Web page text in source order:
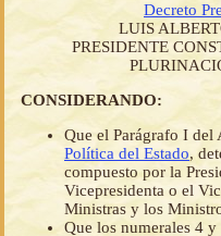
Decreto
LUIS
PRESIDENTE
CONSIDERANDO:
Que el Parágrafo I del
Política del Estado,
compuesto por la
Vicepresidenta o el
Ministras y los
Que los numerales 4